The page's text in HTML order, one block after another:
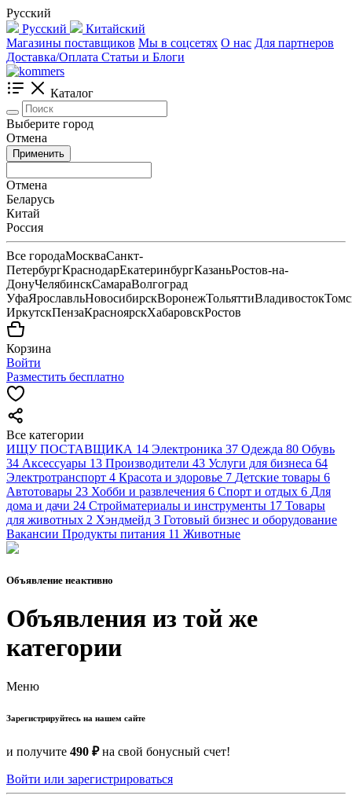
Русский
Русский
Китайский
Магазины поставщиков Мы в соцсетях О нас Для партнеров
Доставка/Оплата Статьи и Блоги
Каталог
Выберите город
Отмена
Применить
Отмена
Беларусь
Китай
Россия
Все городаМоскваСанкт-
ПетербургКраснодарЕкатеринбургКазаньРостов-на-
ДонуЧелябинскСамараВолгоград
УфаЯрославльНовосибирскВоронежТольяттиВладивосток
ИркутскПензаКрасноярскХабаровскРостов
Корзина
Войти
Разместить бесплатно
Все категории
ИЩУ ПОСТАВЩИКА 14 Электроника 37 Одежда 80 Обувь
34 Аксессуары 13 Производители 43 Услуги для бизнеса 64
Электротранспорт 4 Красота и здоровье 7 Детские товары 6
Автотовары 23 Хобби и развлечения 6 Спорт и отдых 6 Для
дома и дачи 24 Стройматериалы и инструменты 17 Товары
для животных 2 Хэндмейд 3 Готовый бизнес и оборудование
Вакансии Продукты питания 11 Животные
Объявление неактивно
Объявления из той же
категории
Меню
Зарегистрируйтесь на нашем сайте
и получите 490 ₽на свой бонусный счет!
Войти или зарегистрироваться